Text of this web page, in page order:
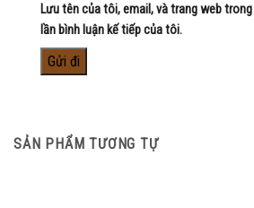
Lưu tên của tôi, email, và trang web
lần bình luận kế tiếp của tôi.
SẢN PHẨM TƯƠNG TỰ